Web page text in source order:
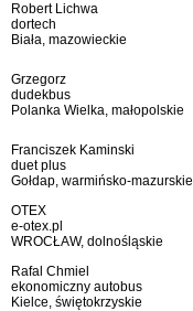
Robert Lichwa
dortech
Biała, mazowieckie
Grzegorz
dudekbus
Polanka Wielka, małopolskie
Franciszek Kaminski
duet plus
Gołdap, warmińsko-mazurskie
OTEX
e-otex.pl
WROCŁAW, dolnośląskie
Rafal Chmiel
ekonomiczny autobus
Kielce, świętokrzyskie